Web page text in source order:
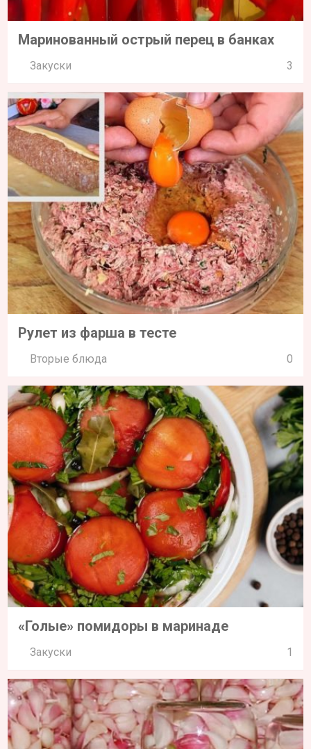
Маринованный острый перец в банках
Закуски 3
Рулет из фарша в тесте
Вторые блюда 0
«Голые» помидоры в маринаде
Закуски 1